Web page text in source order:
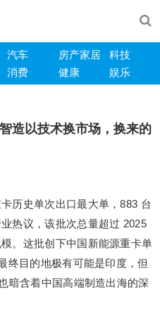
汽车 房产家居
科技
消费 健康 娱乐
造以技术换市场，换来的
历史单次出口最大单，883 台
热议，该批次总量超过 2025
。这批创下中国新能源重卡单
终目的地极有可能是印度，但
暗含着中国高端制造出海的深